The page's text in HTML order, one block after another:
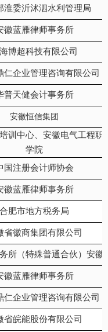
淮委沂沭泗水利管理局
徽蓝雁律师事务所
海博超科技有限公司
仁企业管理咨询有限公司
普天健会计事务所
安徽恒信集团
训中心、安徽电气工程职
学院
国注册会计师协会
徽蓝雁律师事务所
合肥市地方税务局
省徽商集团有限公司
所（特殊普通合伙）安徽
徽蓝雁律师事务所
仁企业管理咨询有限公司
省皖能股份有限公司